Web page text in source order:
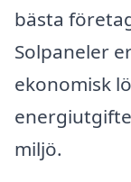
bästa
Solpaneler
ekonomisk
miljö.